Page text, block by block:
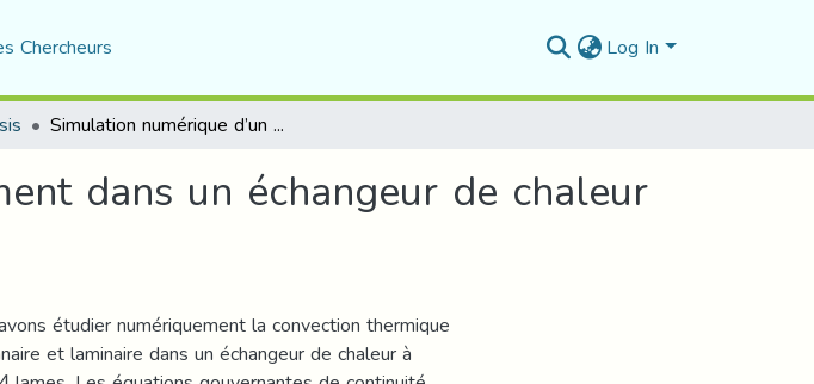
Chercheurs Log In
Simulation numérique d’un écoulement dans un échangeur de chaleur à surface raclée
dans un échangeur de chaleur
étudier numériquement la convection thermique
et laminaire dans un échangeur de chaleur à